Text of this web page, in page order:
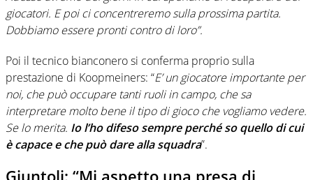
giocatori. E poi ci concentreremo sulla prossima partita.
Dobbiamo essere pronti contro di loro”.
Poi il tecnico bianconero si conferma proprio sulla
prestazione di Koopmeiners: “E’ un giocatore importante per
noi, che può occupare tanti ruoli in campo, che sa
interpretare molto bene il tipo di gioco che vogliamo vedere.
Se lo merita. Io l’ho difeso sempre perché so quello di cui
è capace e che può dare alla squadra”.
Giuntoli: “Mi aspetto una presa di